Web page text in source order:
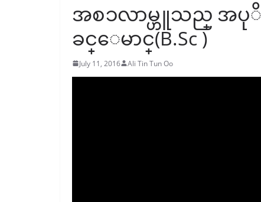
အစၥလာမ္ဟူသည္ အပုိင္
ခင္ေမာင္(B.Sc )
July 11, 2016 Ali Tin Tun Oo